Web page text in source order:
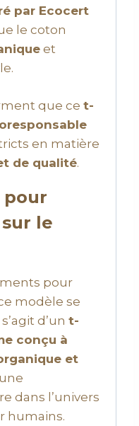
par Ecocert
le coton
et
que ce t-
en matière
de qualité.
pour
le
pour
modèle se
d’un t-
conçu à
et
dans l’univers
humains.